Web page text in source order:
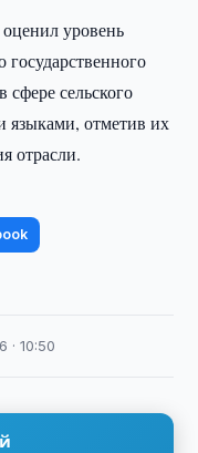
уровень
государственного
сфере сельского
языками, отметив их
отрасли.
· 10:50